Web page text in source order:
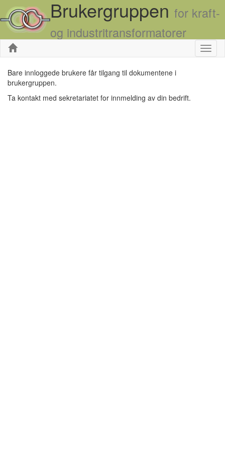
Brukergruppen for kraft-
og industritransformatorer
Skjul
Bare innloggede brukere får tilgang til dokumentene i
brukergruppen.
Ta kontakt med sekretariatet for innmelding av din bedrift.